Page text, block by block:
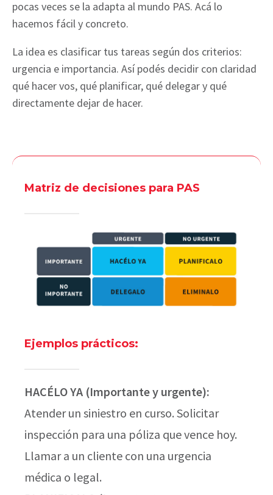
pocas veces se la adapta al mundo PAS. Acá lo
hacemos fácil y concreto.
La idea es clasificar tus tareas según dos criterios:
urgencia e importancia. Así podés decidir con claridad
qué hacer vos, qué planificar, qué delegar y qué
directamente dejar de hacer.
Matriz de decisiones para PAS
Ejemplos prácticos:
HACÉLO YA (Importante y urgente):
Atender un siniestro en curso. Solicitar
inspección para una póliza que vence hoy.
Llamar a un cliente con una urgencia
médica o legal.